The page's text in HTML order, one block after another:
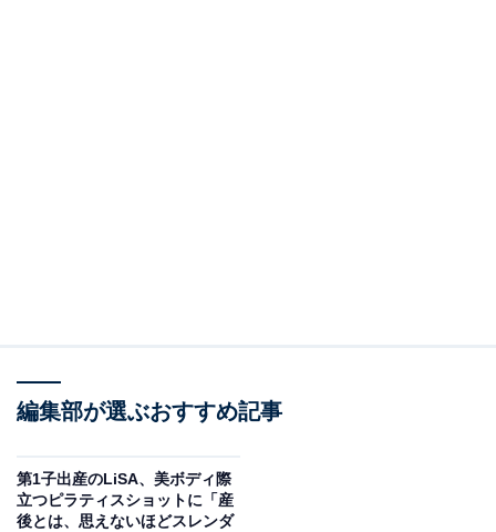
編集部が選ぶおすすめ記事
第1子出産のLiSA、美ボディ際
立つピラティスショットに「産
後とは、思えないほどスレンダ